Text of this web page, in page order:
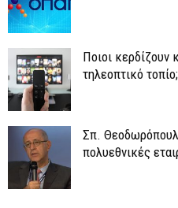
Ποιοι κερδίζουν
τηλεοπτικό τοπίο;
Σπ.
πολυεθνικές